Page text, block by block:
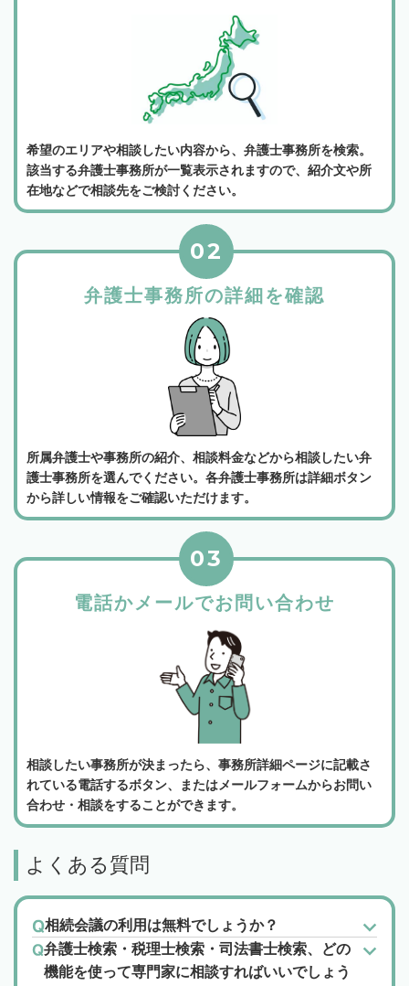
希望のエリアや相談したい内容から、弁護士事務所を検索。
該当する弁護士事務所が一覧表示されますので、紹介文や所
在地などで相談先をご検討ください。
弁護士事務所の詳細を確認
02
所属弁護士や事務所の紹介、相談料金などから相談したい弁
護士事務所を選んでください。各弁護士事務所は詳細ボタン
から詳しい情報をご確認いただけます。
電話かメールでお問い合わせ
03
相談したい事務所が決まったら、事務所詳細ページに記載さ
れている電話するボタン、またはメールフォームからお問い
合わせ・相談をすることができます。
よくある質問
相続会議の利用は無料でしょうか？
弁護士検索・税理士検索・司法書士検索、どの
機能を使って専門家に相談すればいいでしょう